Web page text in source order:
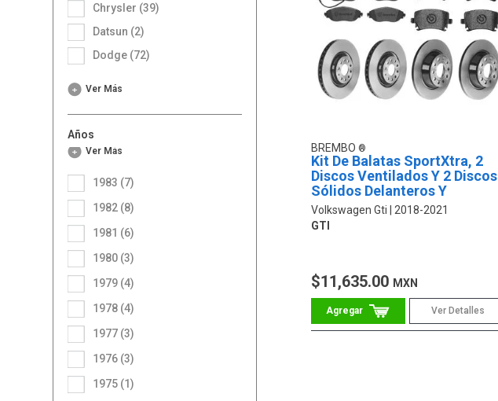
Chrysler (39)
Datsun (2)
Dodge (72)
Ver Más
Años
1975 (1)
1976 (3)
1977 (3)
1978 (4)
1979 (4)
1980 (3)
1981 (6)
1982 (8)
1983 (7)
Ver Más BREMBO
Kit De Balatas SportXtra, 2
Discos Ventilados Y 2 Discos
Sólidos Delanteros Y
Traseros
Volkswagen Gti
2018-2021
GTI
$11,635.00 MXN
Ver Detalles